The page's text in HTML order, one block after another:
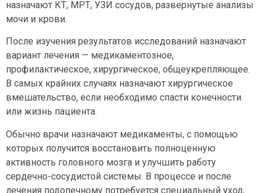
назначают КТ, МРТ, УЗИ сосудов, развернутые анализы
мочи и крови.
После изучения результатов исследований назначают
вариант лечения — медикаментозное,
профилактическое, хирургическое, общеукрепляющее.
В самых крайних случаях назначают хирургическое
вмешательство, если необходимо спасти конечности
или жизнь пациента.
Обычно врачи назначают медикаменты, с помощью
которых получится восстановить полноценную
активность головного мозга и улучшить работу
сердечно-сосудистой системы. В процессе и после
лечения подопечному потребуется специальный уход,